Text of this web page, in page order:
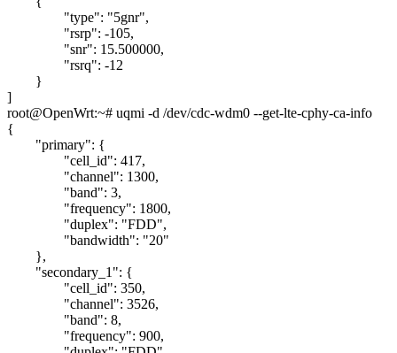
"type": "5gnr",
"rsrp": -105,
"snr": 15.500000,
"rsrq": -12
}
]
root@OpenWrt:~# uqmi -d /dev/cdc-wdm0 --get-lte-cphy-ca-info
{
"primary": {
"cell_id": 417,
"channel": 1300,
"band": 3,
"frequency": 1800,
"duplex": "FDD",
"bandwidth": "20"
},
"secondary_1": {
"cell_id": 350,
"channel": 3526,
"band": 8,
"frequency": 900,